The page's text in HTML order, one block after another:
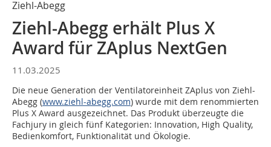
Ziehl-Abegg
Ziehl-Abegg erhält Plus X
Award für ZAplus NextGen
11.03.2025
Die neue Generation der Ventilatoreinheit ZAplus von Ziehl-
Abegg (www.ziehl-abegg.com) wurde mit dem renommierten
Plus X Award ausgezeichnet. Das Produkt überzeugte die
Fachjury in gleich fünf Kategorien: Innovation, High Quality,
Bedienkomfort, Funktionalität und Ökologie.